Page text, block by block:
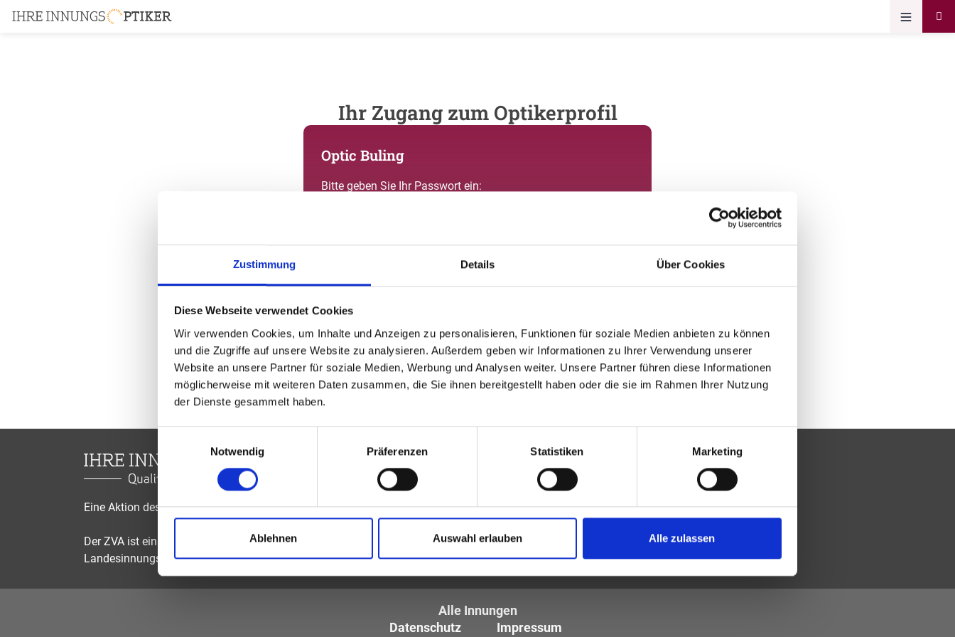
Zustimmung Details Über Cookies
Diese Webseite verwendet Cookies
Wir verwenden Cookies, um Inhalte und Anzeigen zu personalisieren, Funktionen für soziale Medien anbieten zu können
und die Zugriffe auf unsere Website zu analysieren. Außerdem geben wir Informationen zu Ihrer Verwendung unserer
Website an unsere Partner für soziale Medien, Werbung und Analysen weiter. Unsere Partner führen diese Informationen
möglicherweise mit weiteren Daten zusammen, die Sie ihnen bereitgestellt haben oder die sie im Rahmen Ihrer Nutzung
der Dienste gesammelt haben.
Notwendig
Präferenzen Statistiken Marketing
Ablehnen Auswahl erlauben Alle zulassen
Ihr Zugang zum Optikerprofil
Optic Buling
Bitte geben Sie Ihr Passwort ein:
Sie sind nicht Optic Buling? Zur allgemeinen Suche.
Eine Aktion des Zentralverbandes der Augenoptiker und Optometristen (ZVA)
Der ZVA ist ein Bundesinnungsverband, seine Mitglieder sind die
Landesinnungsverbände und Landesinnungen des Augenoptikerhandwerks.
Alle Innungen
Datenschutz
Impressum